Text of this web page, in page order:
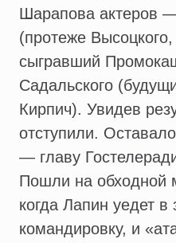
Шарапова актеров
(протеже
сыгравший
Садальского
Кирпич). Увидев
отступили.
— главу
Пошли на обходной
когда Лапин уедет в
командировку, и